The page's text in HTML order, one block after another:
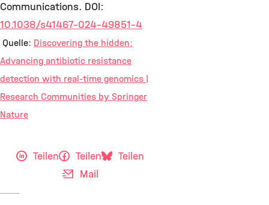
Communications. DOI:
10.1038/s41467-024-49851-4
Quelle: Discovering the hidden:
Advancing antibiotic resistance
detection with real-time genomics |
Research Communities by Springer
Nature
Teilen Teilen
Teilen
Mail